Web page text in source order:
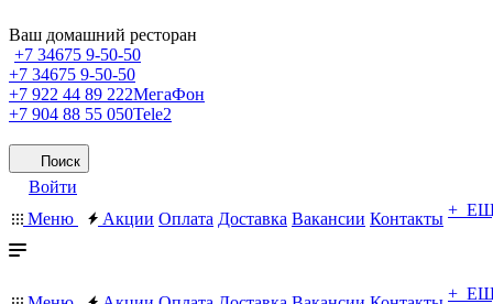
Ваш домашний ресторан
+7 34675 9-50-50
+7 34675 9-50-50
+7 922 44 89 222МегаФон
+7 904 88 55 050Tele2
Поиск
Войти
Меню
Акции Оплата Доставка Вакансии Контакты +
+